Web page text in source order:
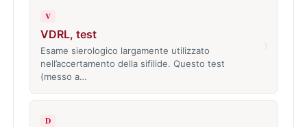
V
VDRL, test
Esame sierologico largamente utilizzato
nell’accertamento della sifilide. Questo test
(messo a…
D